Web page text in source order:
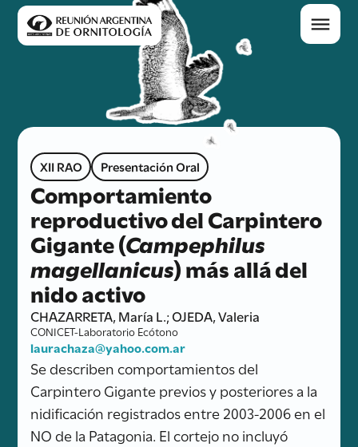
XII RAO Presentación Oral
Comportamiento
reproductivo del Carpintero
Gigante (Campephilus
magellanicus) más allá del
nido activo
CHAZARRETA, María L.; OJEDA, Valeria
CONICET-Laboratorio Ecótono
laurachaza@yahoo.com.ar
Se describen comportamientos del
Carpintero Gigante previos y posteriores a la
nidificación registrados entre 2003-2006 en el
NO de la Patagonia. El cortejo no incluyó